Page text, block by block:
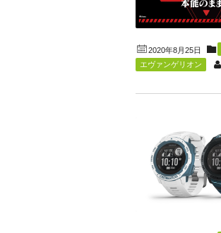
2020年8月25日
エヴァンゲリオン